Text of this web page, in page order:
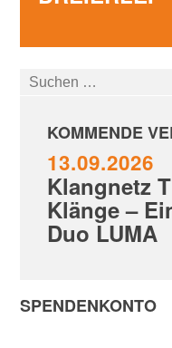
KOMMENDE
13.09.2026
Klangnetz
Klänge –
Duo LUMA
SPENDENKONTO